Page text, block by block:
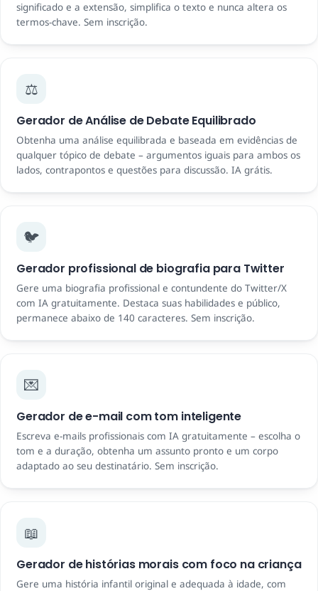
significado e a extensão, simplifica o texto e nunca altera os
termos-chave. Sem inscrição.
⚖️
Gerador de Análise de Debate Equilibrado
Obtenha uma análise equilibrada e baseada em evidências de
qualquer tópico de debate – argumentos iguais para ambos os
lados, contrapontos e questões para discussão. IA grátis.
🐦
Gerador profissional de biografia para Twitter
Gere uma biografia profissional e contundente do Twitter/X
com IA gratuitamente. Destaca suas habilidades e público,
permanece abaixo de 140 caracteres. Sem inscrição.
💌
Gerador de e-mail com tom inteligente
Escreva e-mails profissionais com IA gratuitamente – escolha o
tom e a duração, obtenha um assunto pronto e um corpo
adaptado ao seu destinatário. Sem inscrição.
📖
Gerador de histórias morais com foco na criança
Gere uma história infantil original e adequada à idade, com